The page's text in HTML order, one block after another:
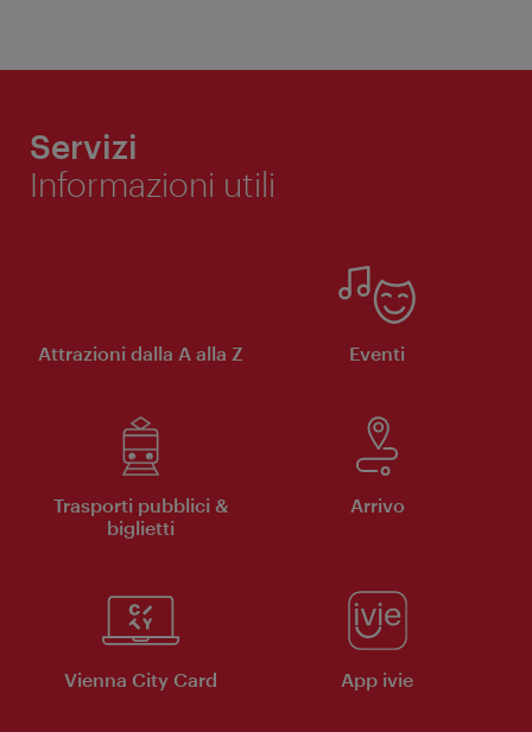
Servizi
Informazioni utili
Attrazioni dalla A alla Z Eventi
Trasporti pubblici &
biglietti
Arrivo
Vienna City Card App ivie